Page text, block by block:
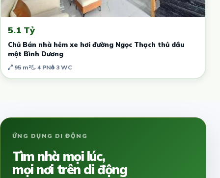
5.1 Tỷ
Chủ Bán nhà hẻm xe hơi đường Ngọc Thạch thủ dầu
một Bình Dương
95 m² 4 PN 3 WC
ỨNG DỤNG DI ĐỘNG
Tìm nhà mọi lúc,
mọi nơi trên di động